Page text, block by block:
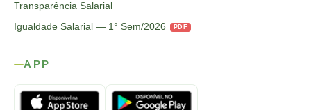
Transparência Salarial
Igualdade Salarial — 1° Sem/2026
PDF
APP